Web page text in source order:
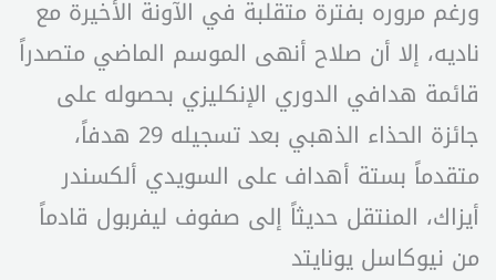
ورغم مروره بفترة متقلبة في الآونة الأخيرة مع
ناديه، إلا أن صلاح أنهى الموسم الماضي متصدراً
قائمة هدافي الدوري الإنكليزي بحصوله على
جائزة الحذاء الذهبي بعد تسجيله 29 هدفاً،
متقدماً بستة أهداف على السويدي ألكسندر
أيزاك، المنتقل حديثاً إلى صفوف ليفربول قادماً
من نيوكاسل يونايتد